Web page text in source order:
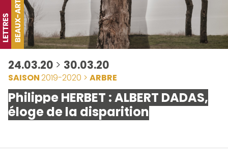
24.03.20 > 30.03.20
SAISON2019-2020 > ARBRE
Philippe HERBET : ALBERT DADAS,
éloge de la disparition